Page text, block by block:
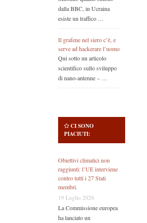
dalla BBC, in Ucraina
esiste un traffico …
Il grafene nel siero c’è, e
serve ad hackerare l’uomo
Qui sotto un articolo
scientifico sullo sviluppo
di nano-antenne – …
CI SONO
PIACIUTI:
Obiettivi climatici non
raggiunti: l’UE interviene
contro tutti i 27 Stati
membri.
19 Luglio 2026
La Commissione europea
ha lanciato un